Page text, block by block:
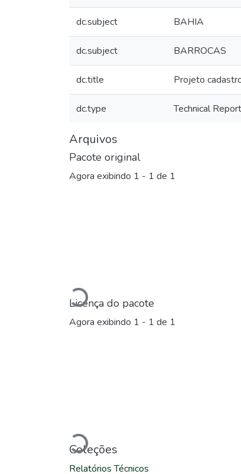
dc.subject BAHIA
dc.subject BARROCAS
dc.title Projeto
dc.type Technical Report
Arquivos
Pacote original
Agora exibindo 1 - 1 de 1
Carregando...
Licença do pacote
Agora exibindo 1 - 1 de 1
Carregando...
Coleções
Relatórios Técnicos